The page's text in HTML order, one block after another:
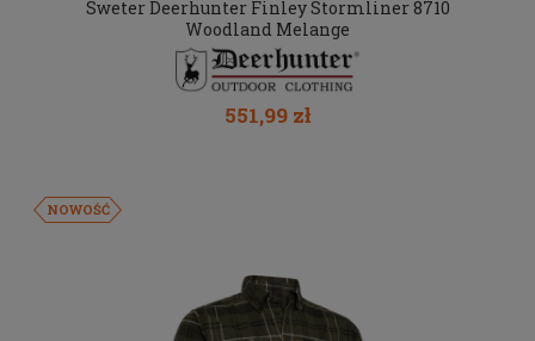
Sweter Deerhunter Finley Stormliner 8710
Woodland Melange
551,99 zł
NOWOŚĆ